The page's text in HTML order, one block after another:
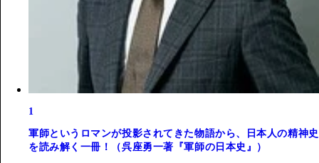
1
軍師というロマンが投影されてきた物語から、日本人の精神史
を読み解く一冊！（呉座勇一著『軍師の日本史』）